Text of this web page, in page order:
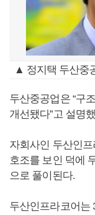
▲ 정지택 두산중
두산중공업은 “구
개선됐다”고 설명
자회사인 두산인
호조를 보인 덕에
으로 풀이된다.
두산인프라코어는